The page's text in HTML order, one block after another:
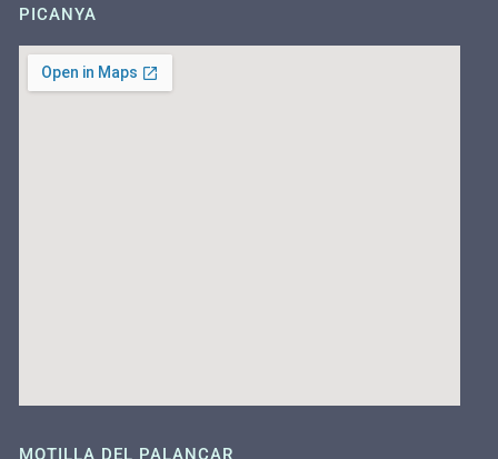
PICANYA
MOTILLA DEL PALANCAR